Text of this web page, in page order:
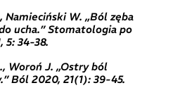
Namieciński W. „Ból zęba
ucha.” Stomatologia po
5: 34-38.
Woroń J. „Ostry ból
Ból 2020, 21(1): 39-45.